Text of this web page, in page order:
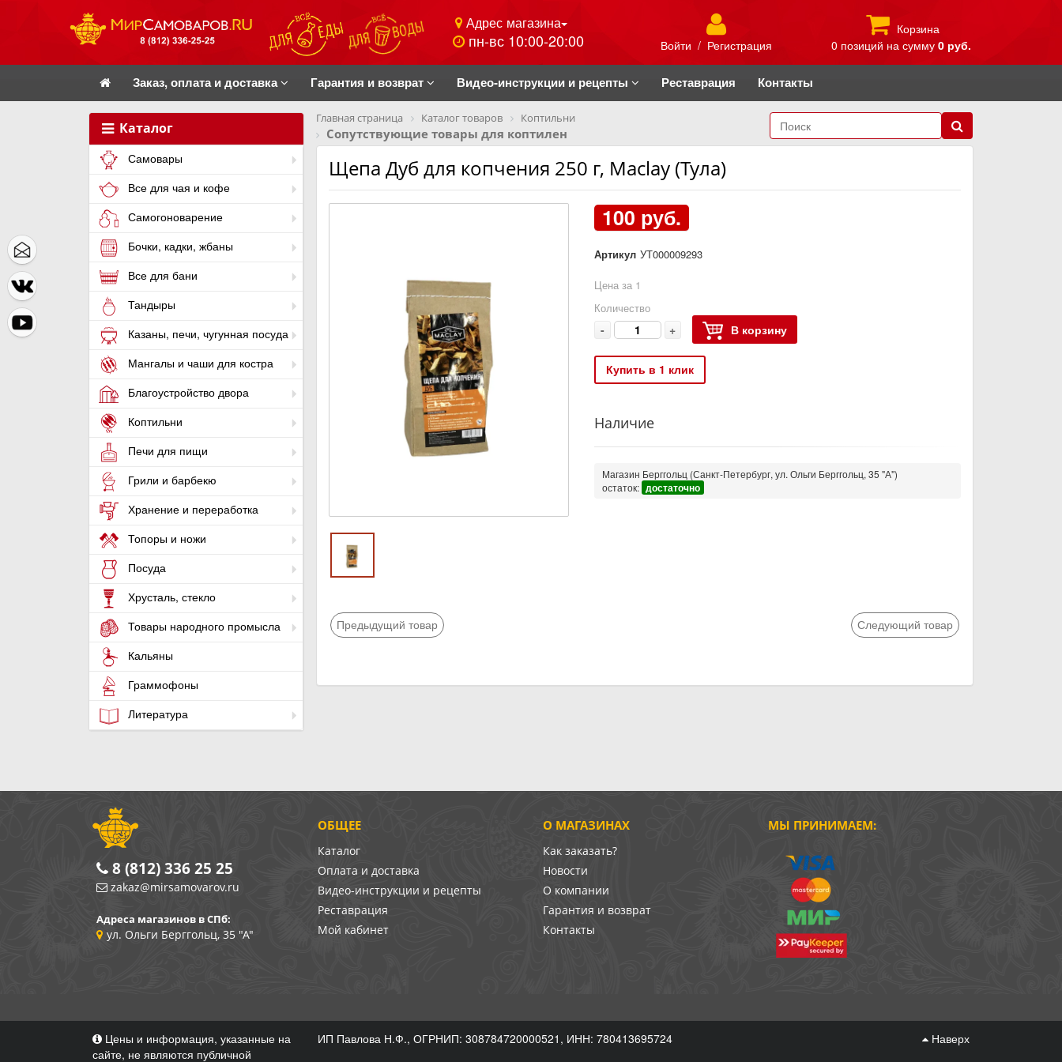
Адрес магазина
пн-вс 10:00-20:00 Войти / Регистрация
Корзина
0 позиций на сумму 0 руб.
Заказ, оплата и доставка Гарантия и возврат Видео-инструкции и рецепты Реставрация Контакты
Каталог
Самовары
Все для чая и кофе
Самогоноварение
Бочки, кадки, жбаны
Все для бани
Тандыры
Казаны, печи, чугунная посуда
Мангалы и чаши для костра
Благоустройство двора
Коптильни
Печи для пищи
Грили и барбекю
Хранение и переработка
Топоры и ножи
Посуда
Хрусталь, стекло
Товары народного промысла
Кальяны
Граммофоны
Литература
Главная страница Каталог товаров Коптильни
Сопутствующие товары для коптилен
Щепа Дуб для копчения 250 г, Maclay (Тула)
100 руб.
Артикул УТ000009293
Цена за 1
Количество
- + В корзину
Купить в 1 клик
Наличие
Магазин Берггольц (Санкт-Петербург, ул. Ольги Берггольц, 35 "А")
остаток: достаточно
Предыдущий товар Следующий товар
О МАГАЗИНАХ
Как заказать?
Новости
О компании
Гарантия и возврат
Контакты
ОБЩЕЕ
Каталог
Оплата и доставка
Видео-инструкции и рецепты
Реставрация
Мой кабинет
МЫ ПРИНИМАЕМ:
8 (812) 336 25 25
zakaz@mirsamovarov.ru
Адреса магазинов в СПб:
ул. Ольги Берггольц, 35 "А"
Цены и информация, указанные на
сайте, не являются публичной
ИП Павлова Н.Ф., ОГРНИП: 308784720000521, ИНН: 780413695724 Наверх